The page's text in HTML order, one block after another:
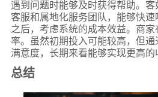
遇到问题时能够及时获得帮助。
客服和属地化服务团队，能够快速
之后，考虑系统的成本效益。商
率。虽然初期投入可能较高，但
满意度，长期来看能够实现更高的
总结